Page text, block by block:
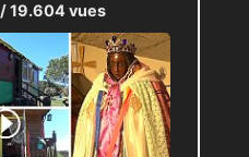
/ 19.604 vues